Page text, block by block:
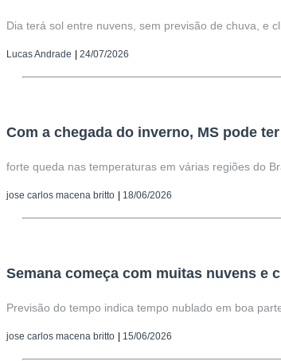
Dia terá sol entre nuvens, sem previsão de chuva, e
Lucas Andrade 24/07/2026
Com a chegada do inverno, MS pode
forte queda nas temperaturas em várias regiões do
jose carlos macena britto 18/06/2026
Semana começa com muitas nuvens e
Previsão do tempo indica tempo nublado em boa
jose carlos macena britto 15/06/2026